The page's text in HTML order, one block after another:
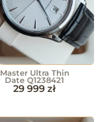
Master Ultra Thin
Date Q1238421
29 999 zł